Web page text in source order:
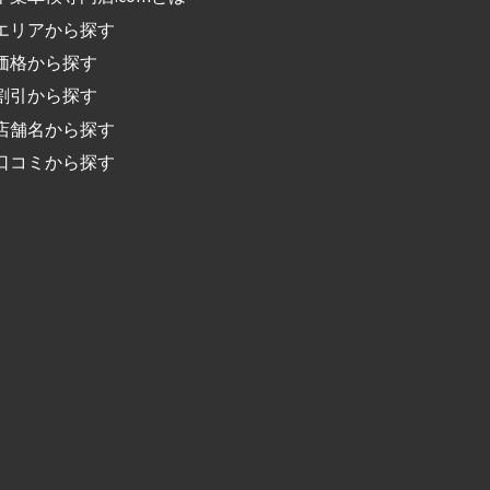
リアから探す
格から探す
引から探す
舗名から探す
コミから探す